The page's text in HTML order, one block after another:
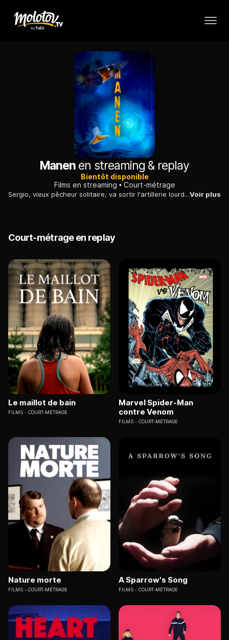
Manen en streaming & replay
Bientôt disponible
Films en streaming
Court-métrage
Sergio, vieux pêcheur solitaire, va sortir l'artillerie lourde pour se venger d'un pélican.Voir plus
Court-métrage en replay
Le maillot de bain
FILMS COURT-MÉTRAGE
Marvel Spider-Man
contre Venom
FILMS COURT-MÉTRAGE
Nature morte
FILMS COURT-MÉTRAGE
A Sparrow's Song
FILMS COURT-MÉTRAGE